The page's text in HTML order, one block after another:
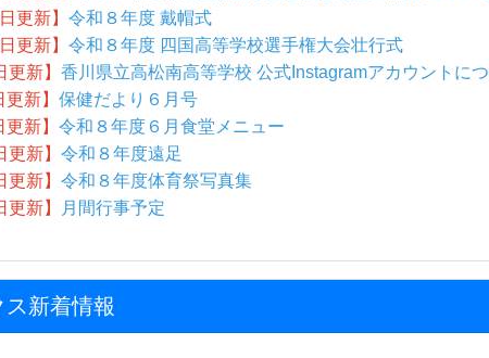
日更新】 令和８年度 戴帽式
更新】 令和８年度 四国高等学校選手権大会壮行式
更新】 香川県立高松南高等学校 公式Instagramアカウントに
更新】 保健だより６月号
更新】 令和８年度６月食堂メニュー
更新】 令和８年度遠足
更新】 令和８年度体育祭写真集
更新】
月間行事予定
ス新着情報